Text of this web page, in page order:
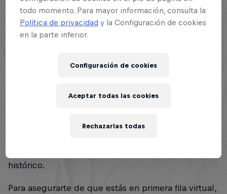
1 minutos de lectura
Publicado el27.11.2023 · 17:19 UTC
evento de freestyle de habla hispana! La esperada
se transmite en vivo y te lleva toda la acción
histórico.
Para asegurarte de que estás en primera fila virtual,
todo momento. Para mayor información, consulta la
Política de privacidad y la Configuración de cookies
en la parte inferior.
Configuración de cookies
Rechazarlas todas
Aceptar todas las cookies